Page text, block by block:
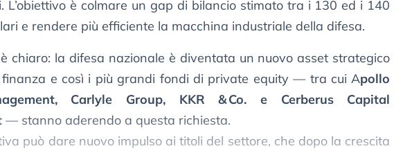
L’obiettivo è colmare un gap di bilancio stimato tra i 130 ed i 140
e rendere più efficiente la macchina industriale della difesa.
chiaro: la difesa nazionale è diventata un nuovo asset strategico
e così i più grandi fondi di private equity — tra cui Apollo
Carlyle Group, KKR & Co. e Cerberus Capital
— stanno aderendo a questa richiesta.
può dare nuovo impulso ai titoli del settore, che dopo la crescita